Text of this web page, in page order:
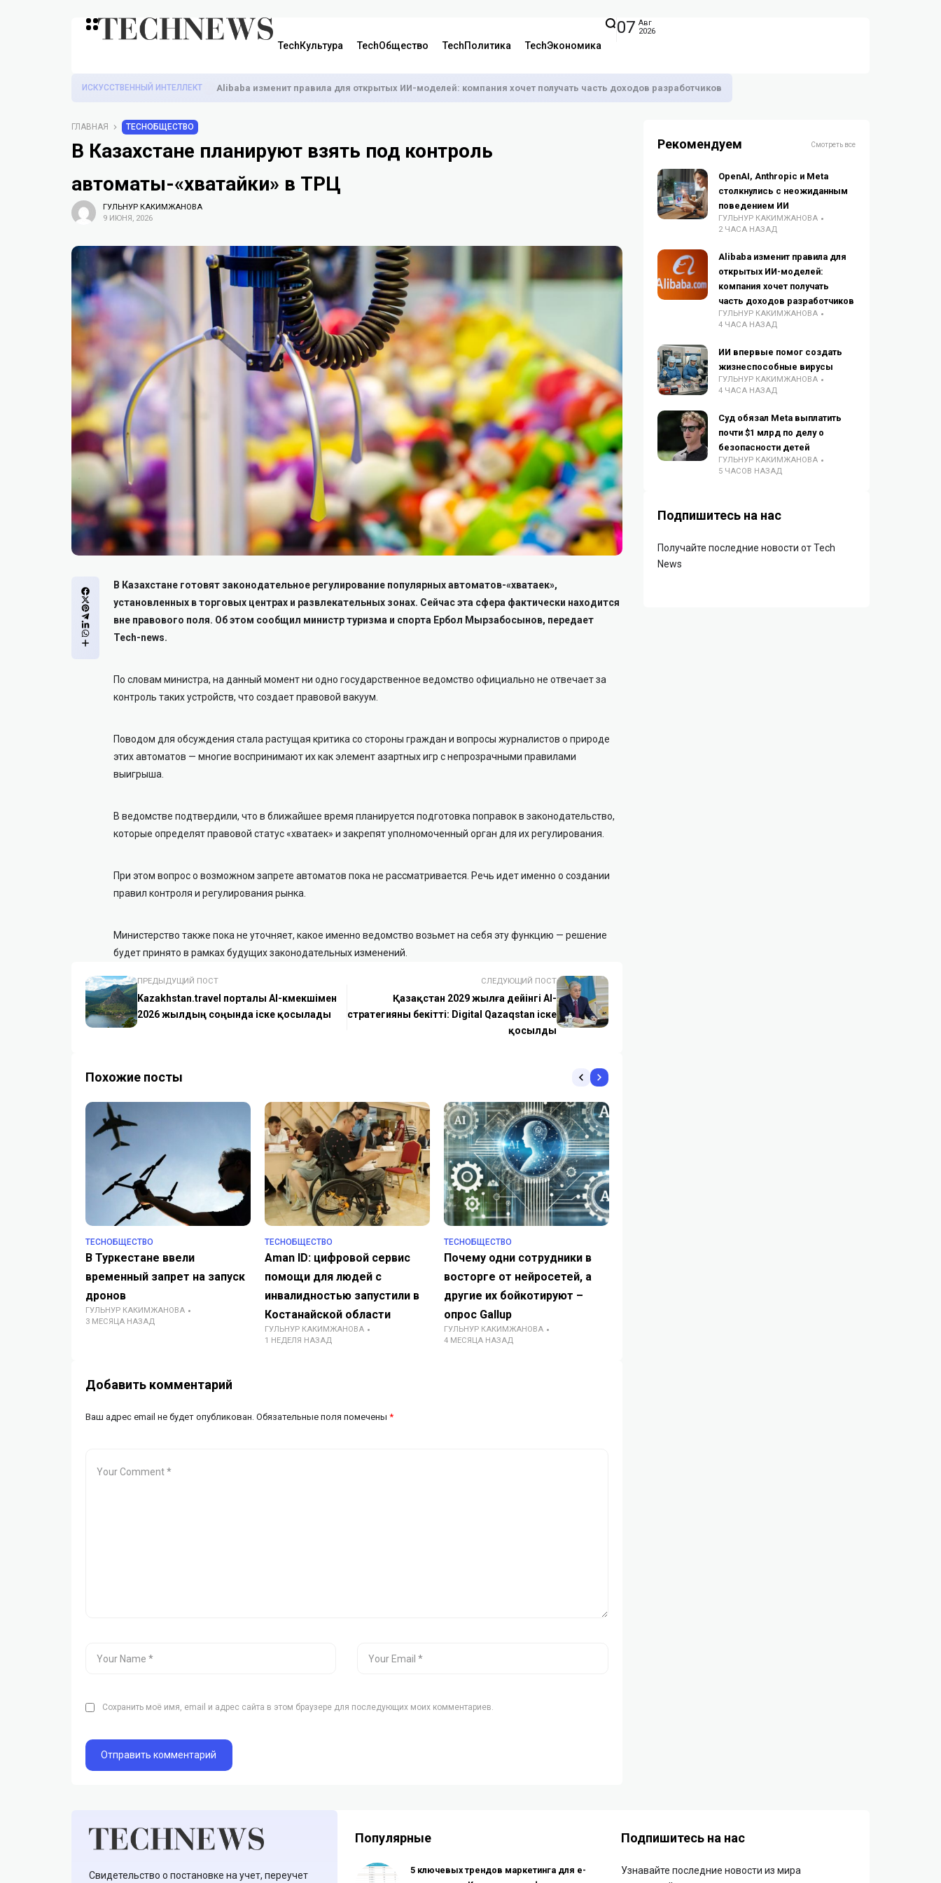
TechКультура TechОбщество TechПолитика TechЭкономика
07 Авг
2026
ИСКУССТВЕННЫЙ ИНТЕЛЛЕКТ Alibaba изменит правила для открытых ИИ-моделей: компания хочет получать часть доходов разработчиков
ГЛАВНАЯ TECHОБЩЕСТВО
В Казахстане планируют взять под контроль
автоматы-«хватайки» в ТРЦ
ГУЛЬНУР КАКИМЖАНОВА
9 ИЮНЯ, 2026
В Казахстане готовят законодательное регулирование популярных автоматов-«хватаек»,
установленных в торговых центрах и развлекательных зонах. Сейчас эта сфера фактически находится
вне правового поля. Об этом сообщил министр туризма и спорта Ербол Мырзабосынов, передает
Tech-news.
По словам министра, на данный момент ни одно государственное ведомство официально не отвечает за
контроль таких устройств, что создает правовой вакуум.
Поводом для обсуждения стала растущая критика со стороны граждан и вопросы журналистов о природе
этих автоматов — многие воспринимают их как элемент азартных игр с непрозрачными правилами
выигрыша.
В ведомстве подтвердили, что в ближайшее время планируется подготовка поправок в законодательство,
которые определят правовой статус «хватаек» и закрепят уполномоченный орган для их регулирования.
При этом вопрос о возможном запрете автоматов пока не рассматривается. Речь идет именно о создании
правил контроля и регулирования рынка.
Министерство также пока не уточняет, какое именно ведомство возьмет на себя эту функцию — решение
будет принято в рамках будущих законодательных изменений.
ПРЕДЫДУЩИЙ ПОСТ
Kazakhstan.travel порталы AI-көмекшімен
2026 жылдың соңында іске қосылады
СЛЕДУЮЩИЙ ПОСТ
Қазақстан 2029 жылға дейінгі AI-
стратегияны бекітті: Digital Qazaqstan іске
қосылды
Похожие посты
TECHОБЩЕСТВО
В Туркестане ввели
временный запрет на запуск
дронов
ГУЛЬНУР КАКИМЖАНОВА
3 МЕСЯЦА НАЗАД
TECHОБЩЕСТВО
Aman ID: цифровой сервис
помощи для людей с
инвалидностью запустили в
Костанайской области
ГУЛЬНУР КАКИМЖАНОВА
1 НЕДЕЛЯ НАЗАД
TECHОБЩЕСТВО
Почему одни сотрудники в
восторге от нейросетей, а
другие их бойкотируют –
опрос Gallup
ГУЛЬНУР КАКИМЖАНОВА
4 МЕСЯЦА НАЗАД
Добавить комментарий
Ваш адрес email не будет опубликован. Обязательные поля помечены *
Сохранить моё имя, email и адрес сайта в этом браузере для последующих моих комментариев.
Рекомендуем Смотреть все
OpenAI, Anthropic и Meta
столкнулись с неожиданным
поведением ИИ
ГУЛЬНУР КАКИМЖАНОВА
2 ЧАСА НАЗАД
Alibaba изменит правила для
открытых ИИ-моделей:
компания хочет получать
часть доходов разработчиков
ГУЛЬНУР КАКИМЖАНОВА
4 ЧАСА НАЗАД
ИИ впервые помог создать
жизнеспособные вирусы
ГУЛЬНУР КАКИМЖАНОВА
4 ЧАСА НАЗАД
Суд обязал Meta выплатить
почти $1 млрд по делу о
безопасности детей
ГУЛЬНУР КАКИМЖАНОВА
5 ЧАСОВ НАЗАД
Подпишитесь на нас
Получайте последние новости от Tech
News
Свидетельство о постановке на учет, переучет
Популярные
5 ключевых трендов маркетинга для e-
Подпишитесь на нас
Узнавайте последние новости из мира